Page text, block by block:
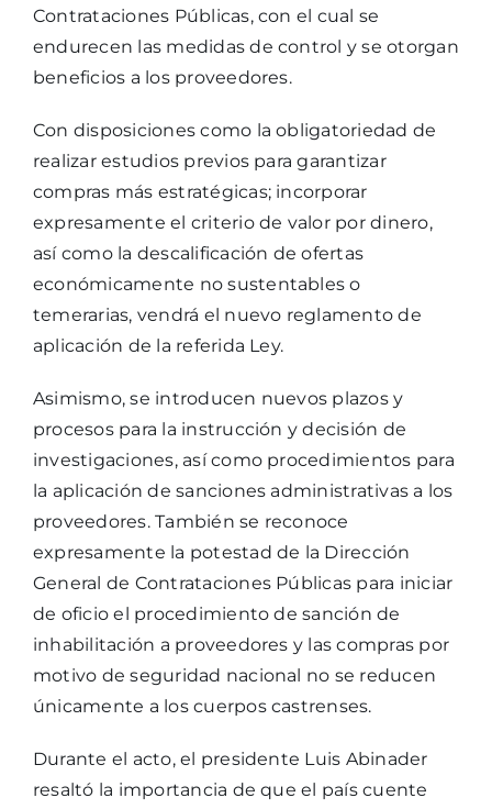
Contrataciones Públicas, con el cual se
endurecen las medidas de control y se otorgan
beneficios a los proveedores.
Con disposiciones como la obligatoriedad de
realizar estudios previos para garantizar
compras más estratégicas; incorporar
expresamente el criterio de valor por dinero,
así como la descalificación de ofertas
económicamente no sustentables o
temerarias, vendrá el nuevo reglamento de
aplicación de la referida Ley.
Asimismo, se introducen nuevos plazos y
procesos para la instrucción y decisión de
investigaciones, así como procedimientos para
la aplicación de sanciones administrativas a los
proveedores. También se reconoce
expresamente la potestad de la Dirección
General de Contrataciones Públicas para iniciar
de oficio el procedimiento de sanción de
inhabilitación a proveedores y las compras por
motivo de seguridad nacional no se reducen
únicamente a los cuerpos castrenses.
Durante el acto, el presidente Luis Abinader
resaltó la importancia de que el país cuente